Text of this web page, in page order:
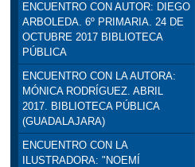
ENCUENTRO CON AUTOR: DIEGO
ARBOLEDA. 6º PRIMARIA. 24 DE
OCTUBRE 2017 BIBLIOTECA
PÚBLICA
ENCUENTRO CON LA AUTORA:
MÓNICA RODRÍGUEZ. ABRIL
2017. BIBLIOTECA PÚBLICA
(GUADALAJARA)
ENCUENTRO CON LA
ILUSTRADORA: "NOEMÍ